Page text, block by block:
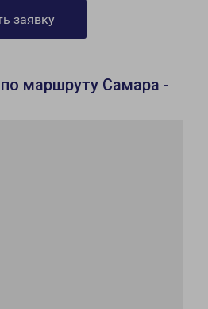
заявку
по маршруту Самара -